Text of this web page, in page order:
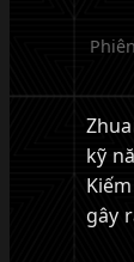
kỹ
gây